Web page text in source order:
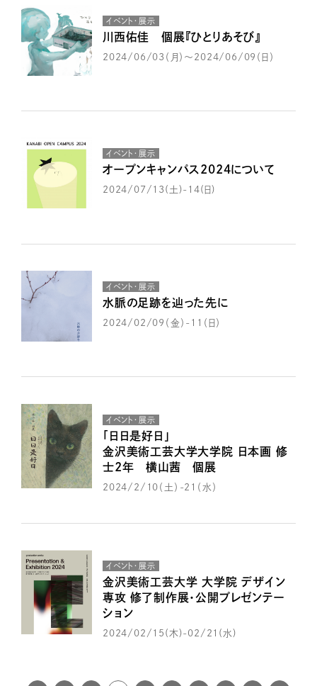
イベント・展示
川西佑佳 個展『ひとりあそび』
2024/06/03（月）～2024/06/09（日）
イベント・展示
オープンキャンパス2024について
2024/07/13(土)-14(日)
イベント・展示
水脈の足跡を辿った先に
2024/02/09（金）-11（日）
イベント・展示
「日日是好日」
金沢美術工芸大学大学院 日本画 修
士2年 横山茜 個展
2024/2/10（土）-21（水）
イベント・展示
金沢美術工芸大学 大学院 デザイン
専攻 修了制作展・公開プレゼンテー
ション
2024/02/15(木)-02/21(水)